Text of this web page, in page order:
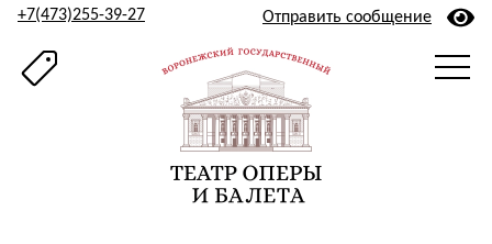
+7(473)255-39-27 Отправить сообщение